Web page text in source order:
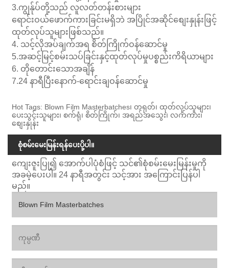
3.ကျွန်ုပ်တို့သည် လူလတ်တန်းစားများ
ရောင်းဝယ်ဖောက်ကားခြင်းမရှိဘဲ အပြိုင်အဆိုင်စျေးနှုန်းဖြင့်
ထုတ်လုပ်သူများဖြစ်သည်။
4. သင့်လိုအပ်ချက်အရ စိတ်ကြိုက်ဝန်ဆောင်မှု
5.အဆင့်မြင့်စမ်းသပ်ခြင်းနှင့်ထုတ်လုပ်မှုပစ္စည်းကိရိယာများ
6. တိုတောင်းသောအချိန်
7.24 နာရီပြီးနောက်-ရောင်းချဝန်ဆောင်မှု
Hot Tags: Blown Film Masterbatches၊ တရုတ်၊ ထုတ်လုပ်သူများ၊
ပေးသွင်းသူများ၊ စက်ရုံ၊ စိတ်ကြိုက်၊ အရည်အသွေး၊ လက်ကား၊
စျေးနှုန်း
စုံစမ်းမေးမြန်းရန်ပေးပို့ပါ။
ကျေးဇူးပြု၍ အောက်ပါပုံစံဖြင့် သင်၏စုံစမ်းမေးမြန်းမှုကို
အခမဲ့ပေးပါ။ 24 နာရီအတွင်း သင့်အား အကြောင်းပြန်ပါ
မည်။